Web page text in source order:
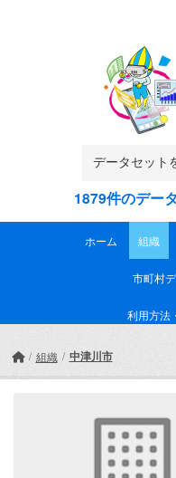
1879件のデー
ホーム 組織
市町村
利用方法
組織 中津川市